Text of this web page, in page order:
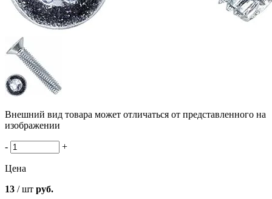
Внешний вид товара может отличаться от представленного на
изображении
- +
Цена
13 / шт руб.